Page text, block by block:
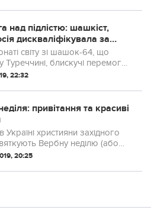
над підлістю: шашкіст,
дискваліфікувала за
став чемпіоном світу
світу зі шашок-64, що
Туреччині, блискучі перемоги
Олена Коротка та Юрій
звитяг, треба зазирнути...
22:32
привітання та красиві
Україні християни західного
Вербну неділю (або
і вітають із цим святом
20:25